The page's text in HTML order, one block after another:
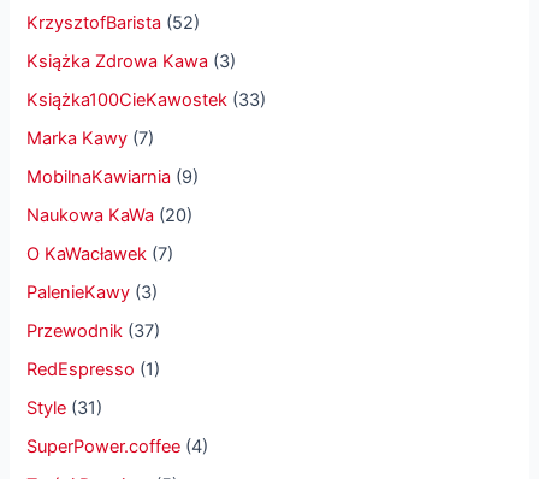
KrzysztofBarista (52)
Książka Zdrowa Kawa (3)
Książka100CieKawostek (33)
Marka Kawy (7)
MobilnaKawiarnia (9)
Naukowa KaWa (20)
O KaWacławek (7)
PalenieKawy (3)
Przewodnik (37)
RedEspresso (1)
Style (31)
SuperPower.coffee (4)